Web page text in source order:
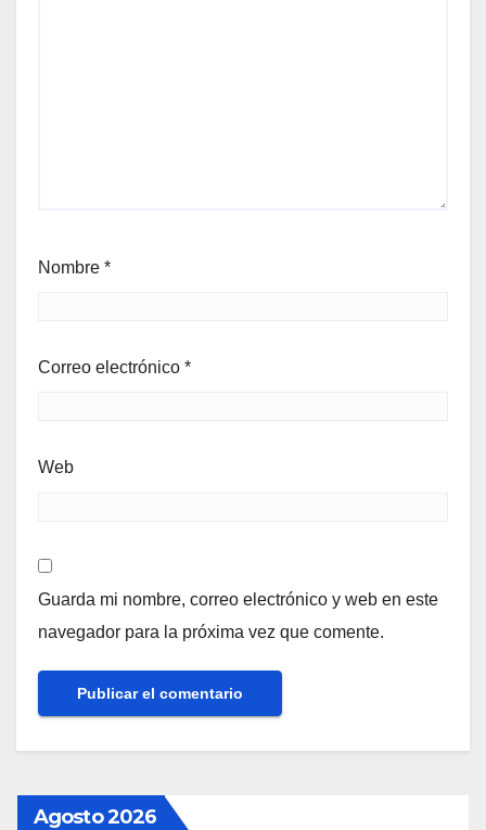
Nombre *
Correo electrónico *
Web
Guarda mi nombre, correo electrónico y web en este
navegador para la próxima vez que comente.
Agosto 2026